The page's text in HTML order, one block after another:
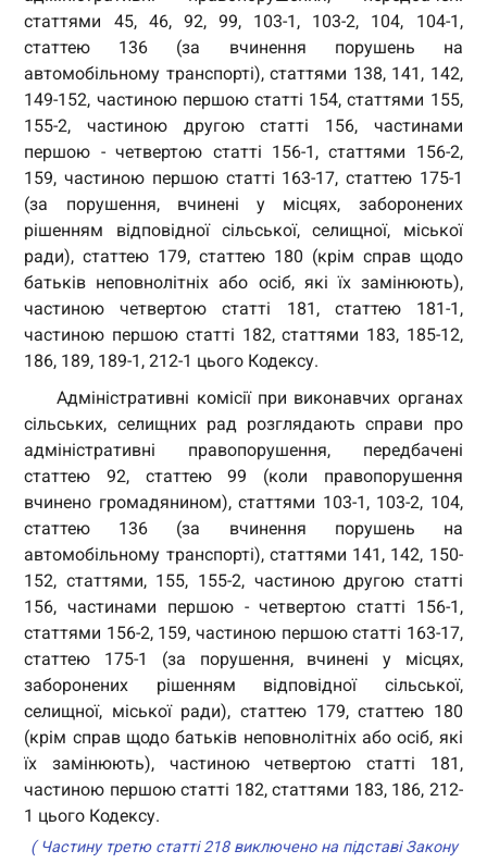
статтями 45, 46, 92, 99, 103-1, 103-2, 104, 104-1,
статтею 136 (за вчинення порушень на
автомобільному транспорті), статтями 138, 141, 142,
149-152, частиною першою статті 154, статтями 155,
155-2, частиною другою статті 156, частинами
першою - четвертою статті 156-1, статтями 156-2,
159, частиною першою статті 163-17, статтею 175-1
(за порушення, вчинені у місцях, заборонених
рішенням відповідної сільської, селищної, міської
ради), статтею 179, статтею 180 (крім справ щодо
батьків неповнолітніх або осіб, які їх замінюють),
частиною четвертою статті 181, статтею 181-1,
частиною першою статті 182, статтями 183, 185-12,
186, 189, 189-1, 212-1 цього Кодексу.
Адміністративні комісії при виконавчих органах
сільських, селищних рад розглядають справи про
адміністративні правопорушення, передбачені
статтею 92, статтею 99 (коли правопорушення
вчинено громадянином), статтями 103-1, 103-2, 104,
статтею 136 (за вчинення порушень на
автомобільному транспорті), статтями 141, 142, 150-
152, статтями, 155, 155-2, частиною другою статті
156, частинами першою - четвертою статті 156-1,
статтями 156-2, 159, частиною першою статті 163-17,
статтею 175-1 (за порушення, вчинені у місцях,
заборонених рішенням відповідної сільської,
селищної, міської ради), статтею 179, статтею 180
(крім справ щодо батьків неповнолітніх або осіб, які
їх замінюють), частиною четвертою статті 181,
частиною першою статті 182, статтями 183, 186, 212-
1 цього Кодексу.
( Частину третю статті 218 виключено на підставі Закону